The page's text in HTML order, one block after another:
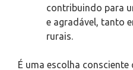
contribuindo para
e agradável, tanto
rurais.
É uma escolha consciente